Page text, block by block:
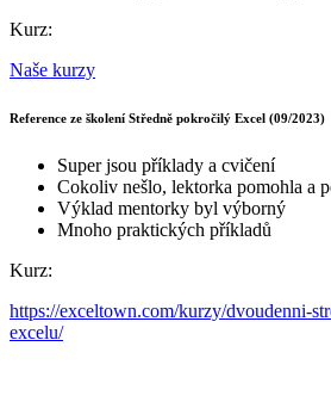
Kurz:
Naše kurzy
Reference ze školení Středně pokročilý Excel (09/2023)
Super jsou příklady a cvičení
Cokoliv nešlo, lektorka pomohla a
Výklad mentorky byl výborný
Mnoho praktických příkladů
Kurz:
https://exceltown.com/kurzy/dvoudenni-
excelu/